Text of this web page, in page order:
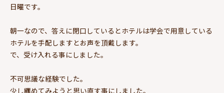
日曜です。
朝一なので、答えに閉口しているとホテルは学会で用意している
ホテルを手配しますとお声を頂戴します。
で、受け入れる事にしました。
不可思議な経験でした。
少し纏めてみようと思い直す事にしました。